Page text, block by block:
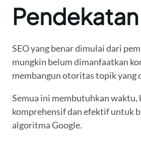
SEO yang benar dimulai dari
mungkin belum dimanfaatkan
membangun otoritas topik yang
Semua ini membutuhkan waktu,
komprehensif dan efektif untuk
algoritma Google.